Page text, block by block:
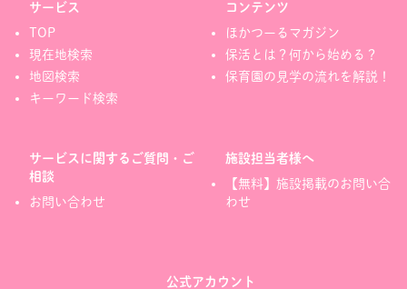
サービス
TOP
現在地検索
地図検索
キーワード検索
コンテンツ
ほかつーるマガジン
保活とは？何から始める？
保育園の見学の流れを解説！
サービスに関するご質問・ご
相談
お問い合わせ
施設担当者様へ
【無料】施設掲載のお問い合
わせ
公式アカウント